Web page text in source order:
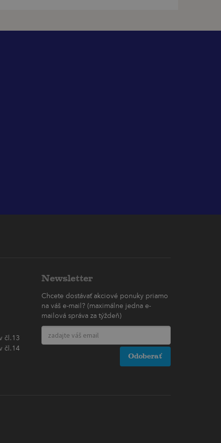
čl.13
čl.14
Newsletter
Chcete dostávať akciové ponuky priamo
na váš e-mail? (maximálne jedna e-
mailová správa za týždeň)
Odoberať